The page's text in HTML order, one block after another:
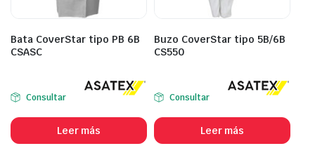
Bata CoverStar tipo PB 6B
CSASC
Consultar
Leer más
Buzo CoverStar tipo 5B/6B
CS550
Consultar
Leer más